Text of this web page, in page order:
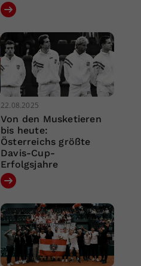
22.08.2025
Von den Musketieren
bis heute:
Österreichs größte
Davis-Cup-
Erfolgsjahre